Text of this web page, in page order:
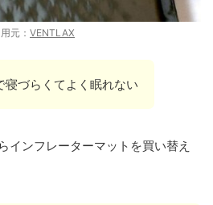
元： VENTLAX
寝づらくてよく眠れない
インフレーターマットを買い替え